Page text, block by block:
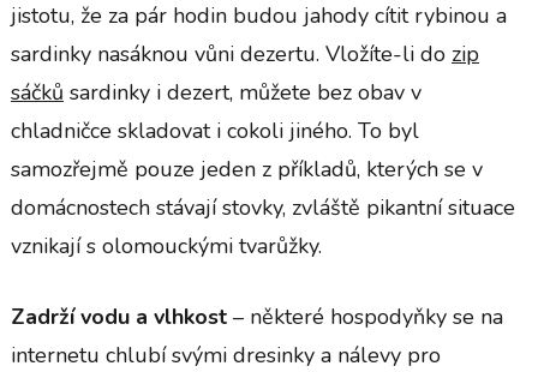
jistotu, že za pár hodin budou jahody cítit rybinou a
sardinky nasáknou vůni dezertu. Vložíte-li do zip
sáčků sardinky i dezert, můžete bez obav v
chladničce skladovat i cokoli jiného. To byl
samozřejmě pouze jeden z příkladů, kterých se v
domácnostech stávají stovky, zvláště pikantní situace
vznikají s olomouckými tvarůžky.
Zadrží vodu a vlhkost– některé hospodyňky se na
internetu chlubí svými dresinky a nálevy pro